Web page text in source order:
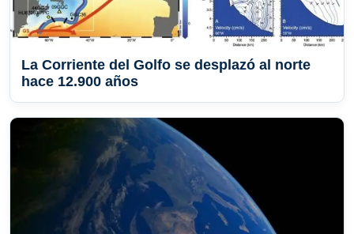
La Corriente del Golfo se desplazó al norte
hace 12.900 años